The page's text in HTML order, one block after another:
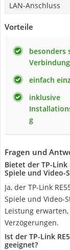
LAN-Anschluss
Vorteile
besonders
Verbindung
einfach
inklusive
g
Fragen und
Bietet der TP-
Spiele und Video-
Ja, der TP-Link
Spiele und Video-
Leistung
Verzögerungen.
Ist der TP-Link
geeignet?